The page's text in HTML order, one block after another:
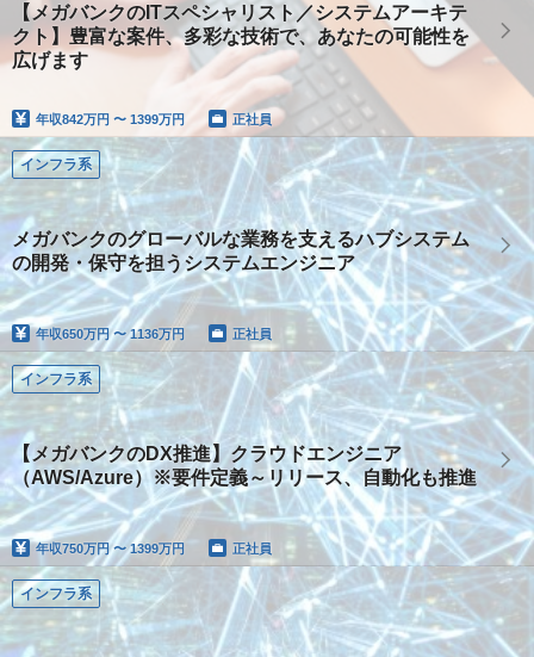
【メガバンクのITスペシャリスト／システムアーキテ
クト】豊富な案件、多彩な技術で、あなたの可能性を
広げます
年収842万円 〜 1399万円 正社員
インフラ系
メガバンクのグローバルな業務を支えるハブシステム
の開発・保守を担うシステムエンジニア
年収650万円 〜 1136万円 正社員
インフラ系
【メガバンクのDX推進】クラウドエンジニア
（AWS/Azure）※要件定義～リリース、自動化も推進
年収750万円 〜 1399万円 正社員
インフラ系